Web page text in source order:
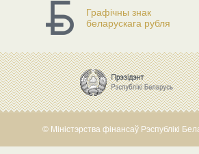
Графічны знак
беларускага рубля
© Міністэрства фінансаў Рэспублікі